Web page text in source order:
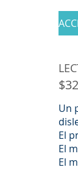
Un
El
El
El